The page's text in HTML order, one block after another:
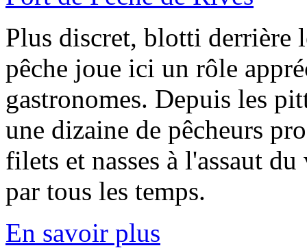
Plus discret, blotti derrière
pêche joue ici un rôle
gastronomes. Depuis les
une dizaine de pêcheurs
filets et nasses à l'assaut
par tous les temps.
En savoir plus